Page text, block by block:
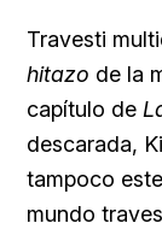
Travesti
hitazo de la
capítulo de
descarada,
tampoco
mundo